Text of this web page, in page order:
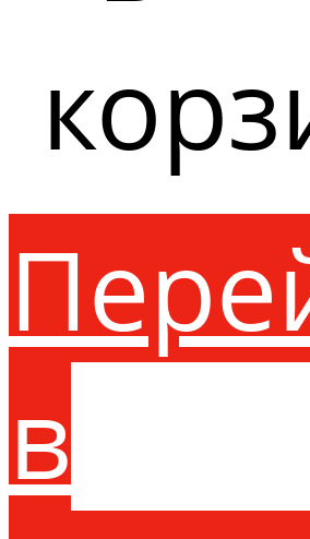
в